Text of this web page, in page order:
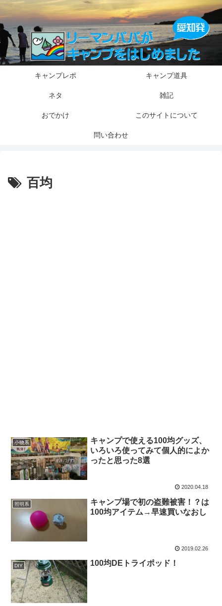
キャンプレポ キャンプ道具
ネタ 雑記
おでかけ このサイトについて
問い合わせ
百均
小物系
キャンプで使える100均グッズ、
いろいろ使ってみて個人的によか
ったと思った8選
2020.04.18
照明系
キャンプ場で初の盗難被害！？は
100均アイテム→早速買いなおし
2019.02.26
DIY 100均DEトライポッド！